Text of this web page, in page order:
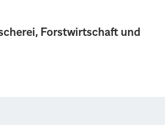
Forstwirtschaft und